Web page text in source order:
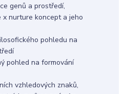
genů a prostředí,
nurture koncept a jeho
pohledu na
pohled na formování
vzhledových znaků,